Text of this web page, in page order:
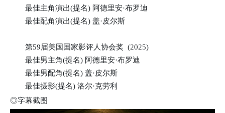
最佳主角演出(提名) 阿德里安·布罗迪
最佳配角演出(提名) 盖·皮尔斯
第59届美国国家影评人协会奖 (2025)
最佳男主角(提名) 阿德里安·布罗迪
最佳男配角(提名) 盖·皮尔斯
最佳摄影(提名) 洛尔·克劳利
◎字幕截图